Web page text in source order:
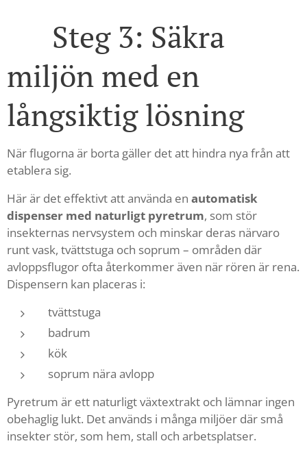
🧴 Steg 3: Säkra
miljön med en
långsiktig lösning
När flugorna är borta gäller det att hindra nya från att
etablera sig.
Här är det effektivt att använda en automatisk
dispenser med naturligt pyretrum, som stör
insekternas nervsystem och minskar deras närvaro
runt vask, tvättstuga och soprum – områden där
avloppsflugor ofta återkommer även när rören är rena.
Dispensern kan placeras i:
tvättstuga
badrum
kök
soprum nära avlopp
Pyretrum är ett naturligt växtextrakt och lämnar ingen
obehaglig lukt. Det används i många miljöer där små
insekter stör, som hem, stall och arbetsplatser.